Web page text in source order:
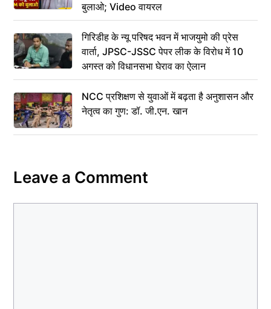
बुलाओ; Video वायरल
गिरिडीह के न्यू परिषद भवन में भाजयुमो की प्रेस
वार्ता, JPSC-JSSC पेपर लीक के विरोध में 10
अगस्त को विधानसभा घेराव का ऐलान
NCC प्रशिक्षण से युवाओं में बढ़ता है अनुशासन और
नेतृत्व का गुण: डॉ. जी.एन. खान
Leave a Comment